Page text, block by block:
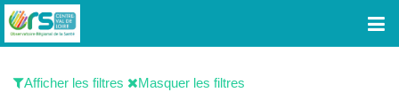
Afficher les filtres Masquer les filtres